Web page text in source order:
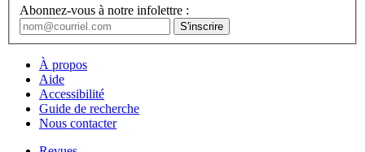
Abonnez-vous à notre infolettre :
À propos
Aide
Accessibilité
Guide de recherche
Nous contacter